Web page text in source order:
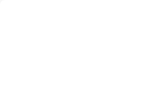
Chariot de